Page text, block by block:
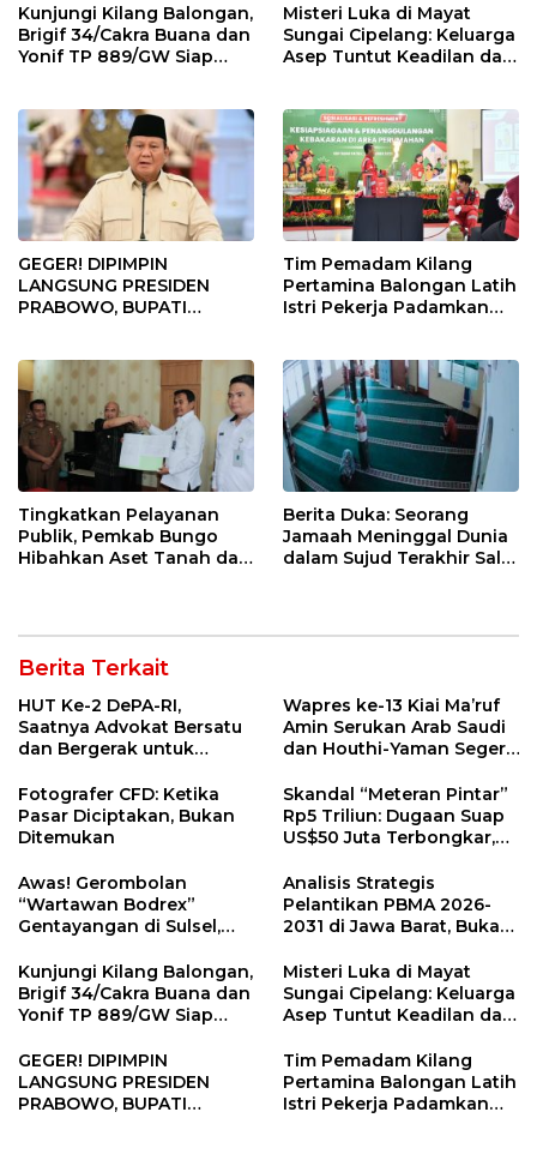
Kunjungi Kilang Balongan,
Brigif 34/Cakra Buana dan
Yonif TP 889/GW Siap
Misteri Luka di Mayat
Sungai Cipelang: Keluarga
Asep Tuntut Keadilan dan
GEGER! DIPIMPIN
LANGSUNG PRESIDEN
PRABOWO, BUPATI
Alasannya?
Tim Pemadam Kilang
Pertamina Balongan Latih
Istri Pekerja Padamkan
Tingkatkan Pelayanan
Publik, Pemkab Bungo
Hibahkan Aset Tanah dan
Berita Duka: Seorang
Jamaah Meninggal Dunia
dalam Sujud Terakhir Salat
Berita Terkait
HUT Ke-2 DePA-RI,
Saatnya Advokat Bersatu
dan Bergerak untuk
Wapres ke-13 Kiai Ma’ruf
Amin Serukan Arab Saudi
dan Houthi-Yaman Segera
Fotografer CFD: Ketika
Pasar Diciptakan, Bukan
Ditemukan
Skandal “Meteran Pintar”
Rp5 Triliun: Dugaan Suap
US$50 Juta Terbongkar,
Prasodjo Terpojok!
Awas! Gerombolan
“Wartawan Bodrex”
Gentayangan di Sulsel,
Analisis Strategis
Pelantikan PBMA 2026-
2031 di Jawa Barat, Bukan
Kunjungi Kilang Balongan,
Brigif 34/Cakra Buana dan
Yonif TP 889/GW Siap
Obvitnas
Misteri Luka di Mayat
Sungai Cipelang: Keluarga
Asep Tuntut Keadilan dan
GEGER! DIPIMPIN
LANGSUNG PRESIDEN
PRABOWO, BUPATI
Tim Pemadam Kilang
Pertamina Balongan Latih
Istri Pekerja Padamkan